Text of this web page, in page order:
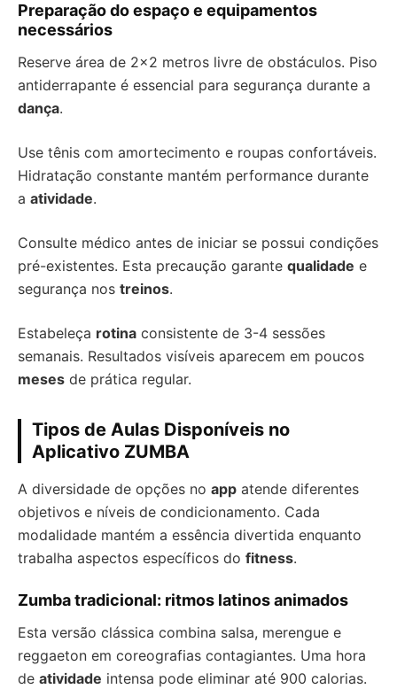
Preparação do espaço e equipamentos
necessários
Reserve área de 2×2 metros livre de obstáculos. Piso
antiderrapante é essencial para segurança durante a
dança.
Use tênis com amortecimento e roupas confortáveis.
Hidratação constante mantém performance durante
a atividade.
Consulte médico antes de iniciar se possui condições
pré-existentes. Esta precaução garante qualidade e
segurança nos treinos.
Estabeleça rotina consistente de 3-4 sessões
semanais. Resultados visíveis aparecem em poucos
meses de prática regular.
Tipos de Aulas Disponíveis no
Aplicativo ZUMBA
A diversidade de opções no app atende diferentes
objetivos e níveis de condicionamento. Cada
modalidade mantém a essência divertida enquanto
trabalha aspectos específicos do fitness.
Zumba tradicional: ritmos latinos animados
Esta versão clássica combina salsa, merengue e
reggaeton em coreografias contagiantes. Uma hora
de atividade intensa pode eliminar até 900 calorias.